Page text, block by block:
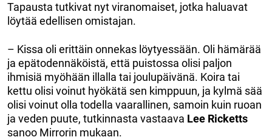
Tapausta tutkivat nyt viranomaiset, jotka haluavat
löytää edellisen omistajan.
– Kissa oli erittäin onnekas löytyessään. Oli hämärää
ja epätodennäköistä, että puistossa olisi paljon
ihmisiä myöhään illalla tai joulupäivänä. Koira tai
kettu olisi voinut hyökätä sen kimppuun, ja kylmä sää
olisi voinut olla todella vaarallinen, samoin kuin ruoan
ja veden puute, tutkinnasta vastaava Lee Ricketts
sanoo Mirrorin mukaan.